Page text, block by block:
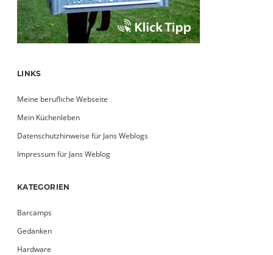
LINKS
Meine berufliche Webseite
Mein Küchenleben
Datenschutzhinweise für Jans Weblogs
Impressum für Jans Weblog
KATEGORIEN
Barcamps
Gedanken
Hardware